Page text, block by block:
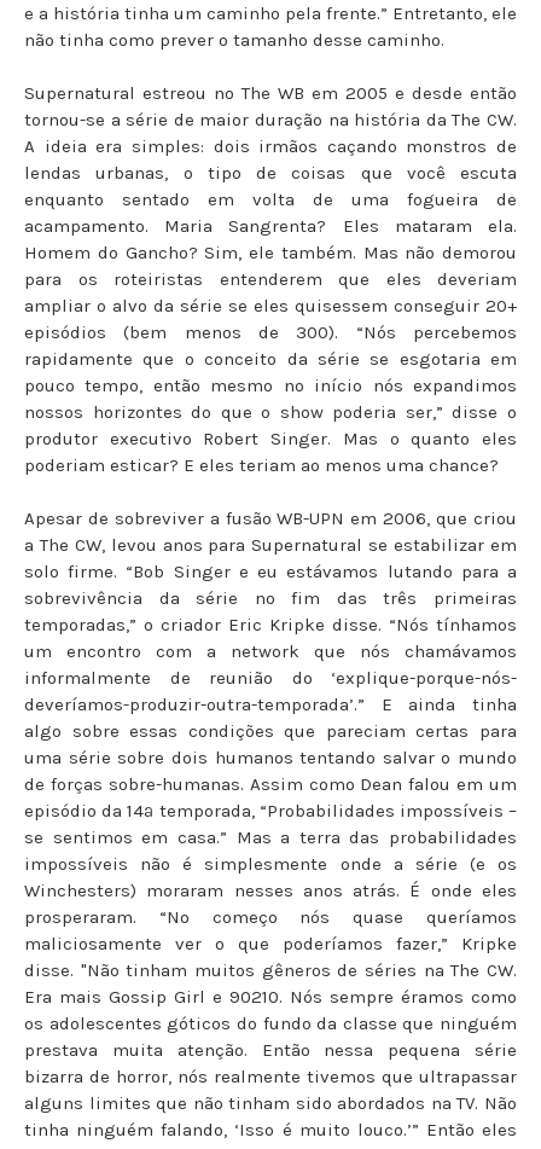
e a história tinha um caminho pela frente.” Entretanto, ele
não tinha como prever o tamanho desse caminho.
Supernatural estreou no The WB em 2005 e desde então
tornou-se a série de maior duração na história da The CW.
A ideia era simples: dois irmãos caçando monstros de
lendas urbanas, o tipo de coisas que você escuta
enquanto sentado em volta de uma fogueira de
acampamento. Maria Sangrenta? Eles mataram ela.
Homem do Gancho? Sim, ele também. Mas não demorou
para os roteiristas entenderem que eles deveriam
ampliar o alvo da série se eles quisessem conseguir 20+
episódios (bem menos de 300). “Nós percebemos
rapidamente que o conceito da série se esgotaria em
pouco tempo, então mesmo no início nós expandimos
nossos horizontes do que o show poderia ser,” disse o
produtor executivo Robert Singer. Mas o quanto eles
poderiam esticar? E eles teriam ao menos uma chance?
Apesar de sobreviver a fusão WB-UPN em 2006, que criou
a The CW, levou anos para Supernatural se estabilizar em
solo firme. “Bob Singer e eu estávamos lutando para a
sobrevivência da série no fim das três primeiras
temporadas,” o criador Eric Kripke disse. “Nós tínhamos
um encontro com a network que nós chamávamos
informalmente de reunião do ‘explique-porque-nós-
deveríamos-produzir-outra-temporada’.” E ainda tinha
algo sobre essas condições que pareciam certas para
uma série sobre dois humanos tentando salvar o mundo
de forças sobre-humanas. Assim como Dean falou em um
episódio da 14ª temporada, “Probabilidades impossíveis –
se sentimos em casa.” Mas a terra das probabilidades
impossíveis não é simplesmente onde a série (e os
Winchesters) moraram nesses anos atrás. É onde eles
prosperaram. “No começo nós quase queríamos
maliciosamente ver o que poderíamos fazer,” Kripke
disse. "Não tinham muitos gêneros de séries na The CW.
Era mais Gossip Girl e 90210. Nós sempre éramos como
os adolescentes góticos do fundo da classe que ninguém
prestava muita atenção. Então nessa pequena série
bizarra de horror, nós realmente tivemos que ultrapassar
alguns limites que não tinham sido abordados na TV. Não
tinha ninguém falando, ‘Isso é muito louco.’” Então eles